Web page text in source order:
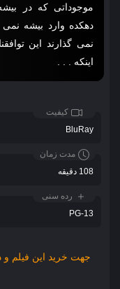
موجوداتی که در
دهکده وارد بیشه
نمی گذارند این
اینکه . . .
کیفیت
BluRay
مدت زمان
108 دقیقه
رده سنی
PG-13
جهت خرید این فیلم و